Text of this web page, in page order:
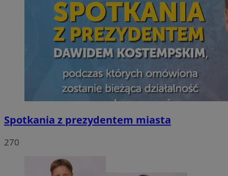
Spotkania z prezydentem miasta
270